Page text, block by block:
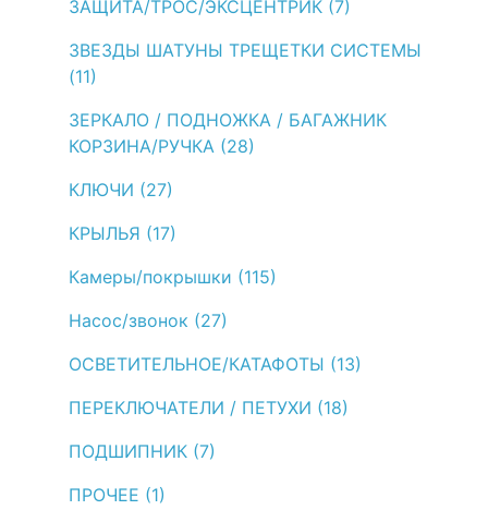
ЗАЩИТА/ТРОС/ЭКСЦЕНТРИК (7)
ЗВЕЗДЫ ШАТУНЫ ТРЕЩЕТКИ СИСТЕМЫ
(11)
ЗЕРКАЛО / ПОДНОЖКА / БАГАЖНИК
КОРЗИНА/РУЧКА (28)
КЛЮЧИ (27)
КРЫЛЬЯ (17)
Камеры/покрышки (115)
Насос/звонок (27)
ОСВЕТИТЕЛЬНОЕ/КАТАФОТЫ (13)
ПЕРЕКЛЮЧАТЕЛИ / ПЕТУХИ (18)
ПОДШИПНИК (7)
ПРОЧЕЕ (1)